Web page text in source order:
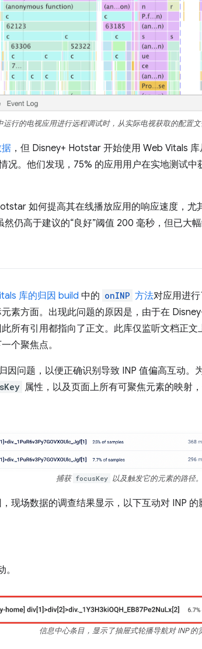
运行的电视应用进行远程调试时，从实际电视获取的配置文
，但 Disney+ Hotstar 开始使用 Web Vitals
况。他们发现，75% 的应用用户在实地测试中
如何提高其在线播放应用的响应速度，尤
然仍高于建议的“良好”阈值 200 毫秒，但已大幅
库的归因 build 中的 onINP 方法对应用进
素方面。出现此问题的原因是，由于在
此所有引用都指向了正文。此库仅监听文档正
个聚焦点。
因问题，以便正确识别导致 INP 值偏高互动
属性，以及页面上所有可聚焦元素的映射
捕获 focusKey 以及触发它的元素的路径。
现场数据的调查结果显示，以下互动对 INP 的
信息中心条目，显示了抽屉式轮播导航对 INP 的